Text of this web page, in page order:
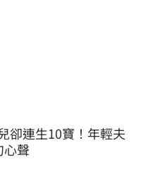
卻連生10寶！年輕夫
心聲